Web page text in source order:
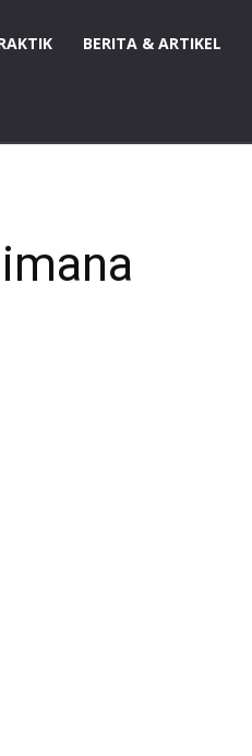
BERITA & ARTIKEL